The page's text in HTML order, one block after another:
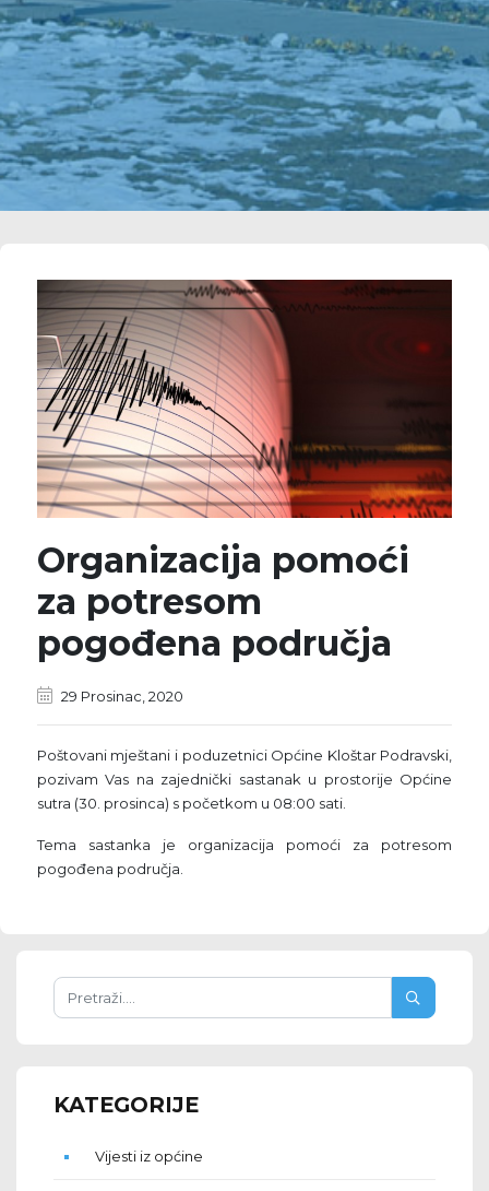
Organizacija pomoći
za potresom
pogođena područja
29 Prosinac, 2020
Poštovani mještani i poduzetnici Općine Kloštar Podravski,
pozivam Vas na zajednički sastanak u prostorije Općine
sutra (30. prosinca) s početkom u 08:00 sati.
Tema sastanka je organizacija pomoći za potresom
pogođena područja.
KATEGORIJE
Vijesti iz općine